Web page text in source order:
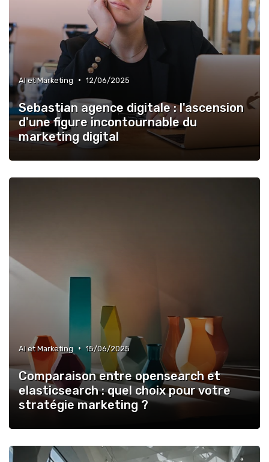
AI et Marketing • 12/06/2025
Sebastian agence digitale : l'ascension
d'une figure incontournable du
marketing digital
AI et Marketing • 15/06/2025
Comparaison entre opensearch et
elasticsearch : quel choix pour votre
stratégie marketing ?